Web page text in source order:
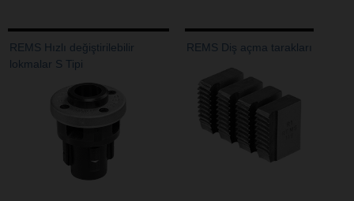
REMS Hızlı değiştirilebilir
lokmalar S Tipi
REMS Diş açma tarakları